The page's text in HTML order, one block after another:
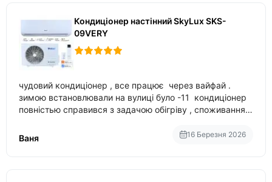
Кондиціонер настінний SkyLux SKS-
09VERY
чудовий кондиціонер , все працює через вайфай .
зимою встановлювали на вулиці було -11 кондиціонер
повністью справився з задачою обігріву , споживання
температури
Ваня 16 Березня 2026